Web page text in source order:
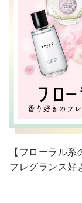
【フローラル
フレグランス好